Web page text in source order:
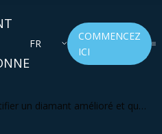
FR
COMMENCEZ
ICI
un diamant amélioré et quel